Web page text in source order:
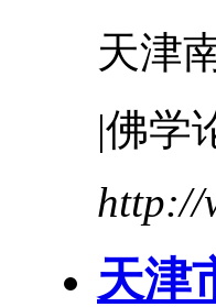
天津
|佛学
http://
天津